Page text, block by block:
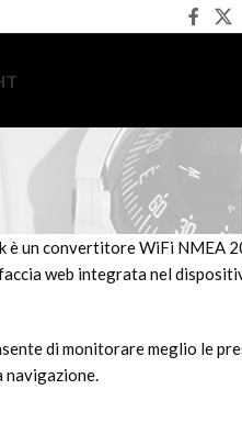
un convertitore WiFi NMEA
web integrata nel
di monitorare meglio le
navigazione.